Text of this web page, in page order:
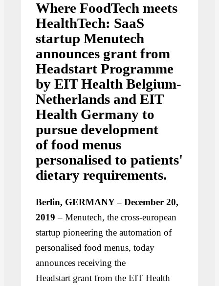
Where FoodTech meets
HealthTech: SaaS
startup Menutech
announces grant from
Headstart Programme
by EIT Health Belgium-
Netherlands and EIT
Health Germany to
pursue development
of food menus
personalised to patients'
dietary requirements.
Berlin, GERMANY – December 20,
2019 – Menutech, the cross-european
startup pioneering the automation of
personalised food menus, today
announces receiving the
Headstart grant from the EIT Health